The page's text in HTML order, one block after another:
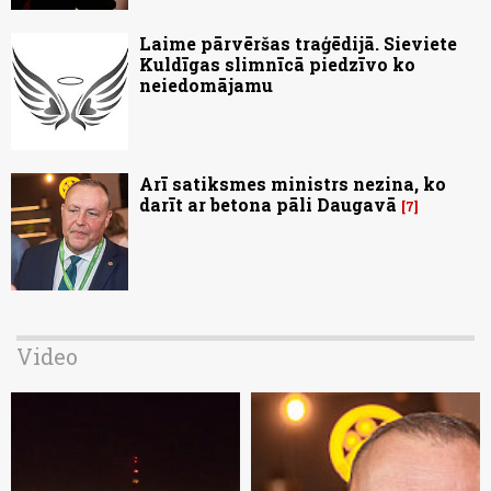
Laime pārvēršas traģēdijā. Sieviete
Kuldīgas slimnīcā piedzīvo ko
neiedomājamu
Arī satiksmes ministrs nezina, ko
darīt ar betona pāli Daugavā
7
Video